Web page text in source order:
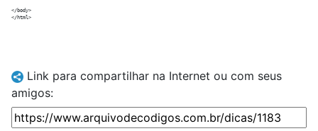
</body>
Link para compartilhar na Internet ou com seus
amigos: